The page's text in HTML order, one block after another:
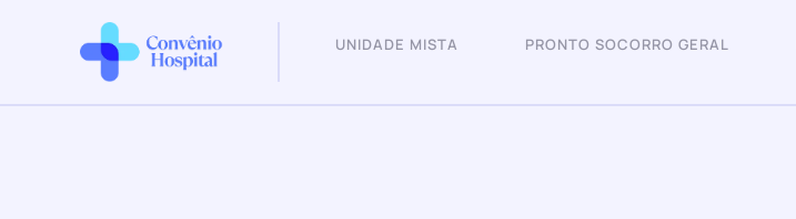
UNIDADE MISTA PRONTO SOCORRO GERAL